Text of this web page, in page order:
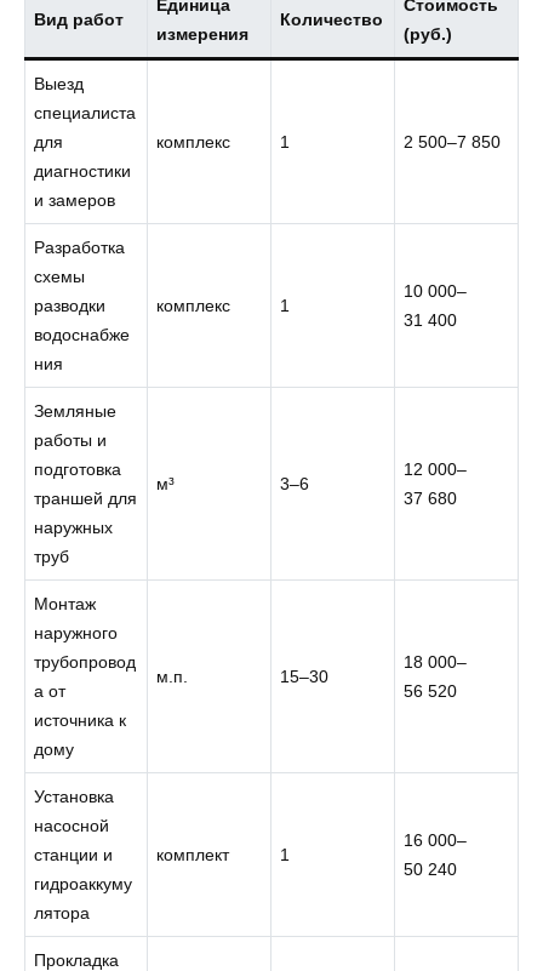
Вид работ
Единица
измерения
Количество
Стоимость
(руб.)
Выезд
специалиста
для
диагностики
и замеров
комплекс 1 2 500–7 850
Разработка
схемы
разводки
водоснабже
ния
комплекс 1
10 000–
31 400
Земляные
работы и
подготовка
траншей для
наружных
труб
м³ 3–6
12 000–
37 680
Монтаж
наружного
трубопровод
а от
источника к
дому
м.п. 15–30
18 000–
56 520
Установка
насосной
станции и
гидроаккуму
лятора
комплект 1
16 000–
50 240
Прокладка